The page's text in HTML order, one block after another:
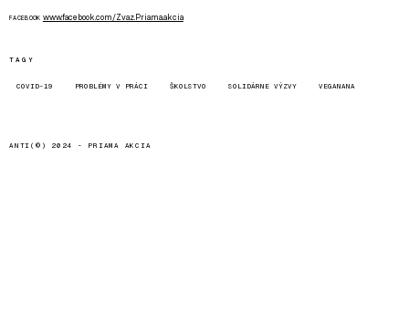
FACEBOOK www.facebook.com/Zvaz.Priama.akcia
TAGY
COVID-19 PROBLÉMY V PRÁCI ŠKOLSTVO SOLIDÁRNE VÝZVY VEGANANA
ANTI(©) 2024 - PRIAMA AKCIA